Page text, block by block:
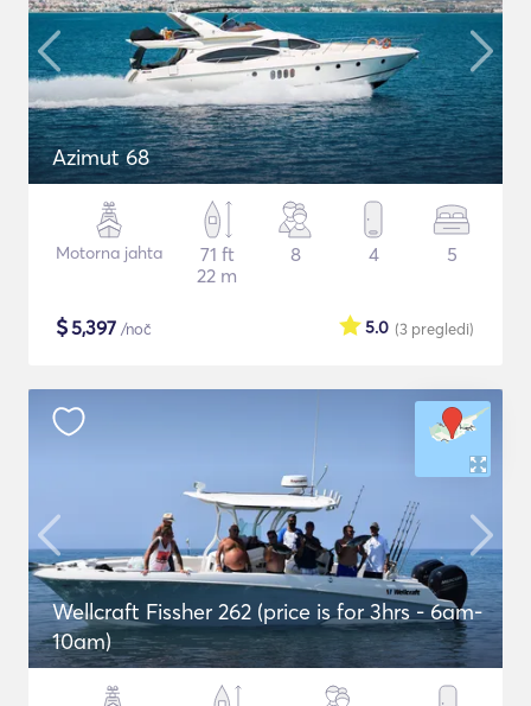
Azimut 68
Motorna jahta
71 ft
22 m
8 4 5
$5,397 /noč (3 pregledi)
5.0
Wellcraft Fissher 262 (price is for 3hrs - 6am-
10am)